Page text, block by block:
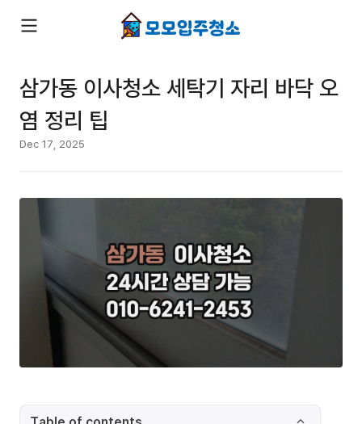
삼가동 이사청소 세탁기 자리 바닥 오
염 정리 팁
Dec 17, 2025